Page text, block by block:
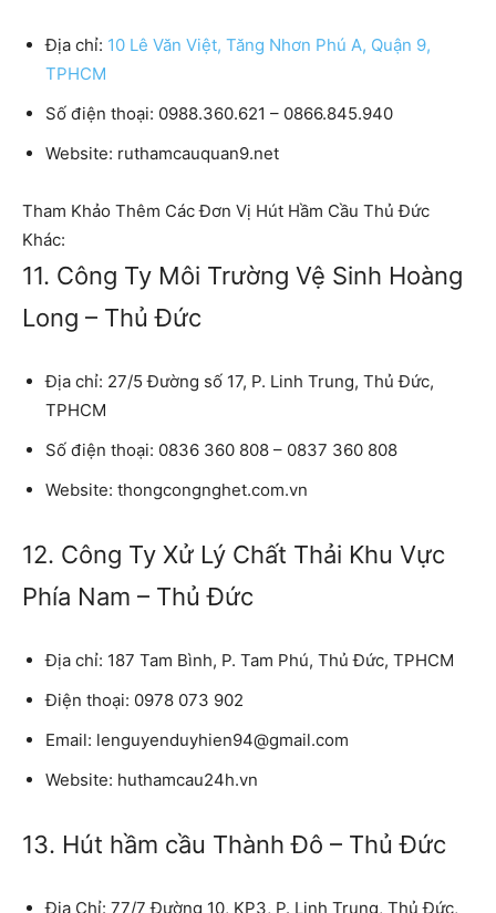
Địa chỉ: 10 Lê Văn Việt, Tăng Nhơn Phú A, Quận 9,
TPHCM
Số điện thoại: 0988.360.621 – 0866.845.940
Website: ruthamcauquan9.net
Tham Khảo Thêm Các Đơn Vị Hút Hầm Cầu Thủ Đức
Khác:
11. Công Ty Môi Trường Vệ Sinh Hoàng
Long – Thủ Đức
Địa chỉ: 27/5 Đường số 17, P. Linh Trung, Thủ Đức,
TPHCM
Số điện thoại: 0836 360 808 – 0837 360 808
Website: thongcongnghet.com.vn
12. Công Ty Xử Lý Chất Thải Khu Vực
Phía Nam – Thủ Đức
Địa chỉ: 187 Tam Bình, P. Tam Phú, Thủ Đức, TPHCM
Điện thoại: 0978 073 902
Email: lenguyenduyhien94@gmail.com
Website: huthamcau24h.vn
13. Hút hầm cầu Thành Đô – Thủ Đức
Địa Chỉ: 77/7 Đường 10, KP3, P. Linh Trung, Thủ Đức,